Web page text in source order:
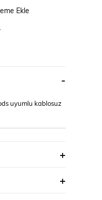
Ekle
uyumlu kablosuz